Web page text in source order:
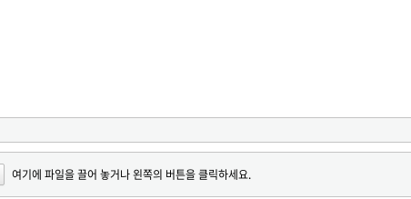
여기에 파일을 끌어 놓거나 왼쪽의 버튼을 클릭하세요.